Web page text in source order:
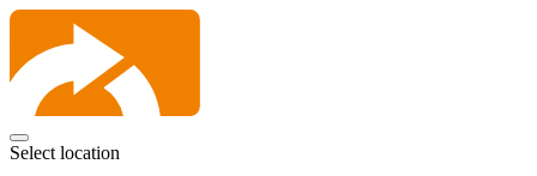
Select location